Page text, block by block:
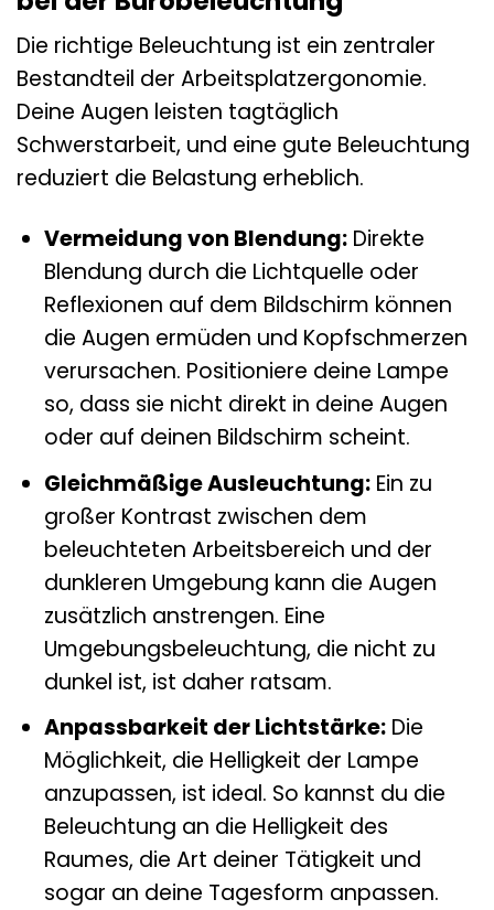
Die richtige Beleuchtung ist ein zentraler
Bestandteil der Arbeitsplatzergonomie.
Deine Augen leisten tagtäglich
Schwerstarbeit, und eine gute Beleuchtung
reduziert die Belastung erheblich.
Vermeidung von Blendung:Direkte
Blendung durch die Lichtquelle oder
Reflexionen auf dem Bildschirm können
die Augen ermüden und Kopfschmerzen
verursachen. Positioniere deine Lampe
so, dass sie nicht direkt in deine Augen
oder auf deinen Bildschirm scheint.
Gleichmäßige Ausleuchtung:Ein zu
großer Kontrast zwischen dem
beleuchteten Arbeitsbereich und der
dunkleren Umgebung kann die Augen
zusätzlich anstrengen. Eine
Umgebungsbeleuchtung, die nicht zu
dunkel ist, ist daher ratsam.
Anpassbarkeit der Lichtstärke:Die
Möglichkeit, die Helligkeit der Lampe
anzupassen, ist ideal. So kannst du die
Beleuchtung an die Helligkeit des
Raumes, die Art deiner Tätigkeit und
sogar an deine Tagesform anpassen.